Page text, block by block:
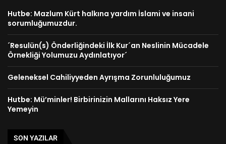
Hutbe: Mazlum Kürt halkına yardım İslami ve insani
sorumluğumuzdur.
´Resulün(s) Önderliğindeki İlk Kur´an Neslinin Mücadele
Örnekliği Yolumuzu Aydınlatıyor´
Geleneksel Cahiliyyeden Ayrışma Zorunluluğumuz
Hutbe: Mü’minler! Birbirinizin Mallarını Haksız Yere
Yemeyin
SON YAZILAR